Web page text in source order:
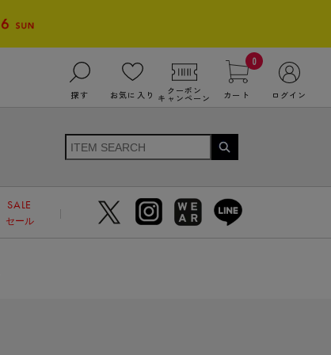
探す お気に入り クーポン
キャンペーン
0
カート ログイン
SALE
セール